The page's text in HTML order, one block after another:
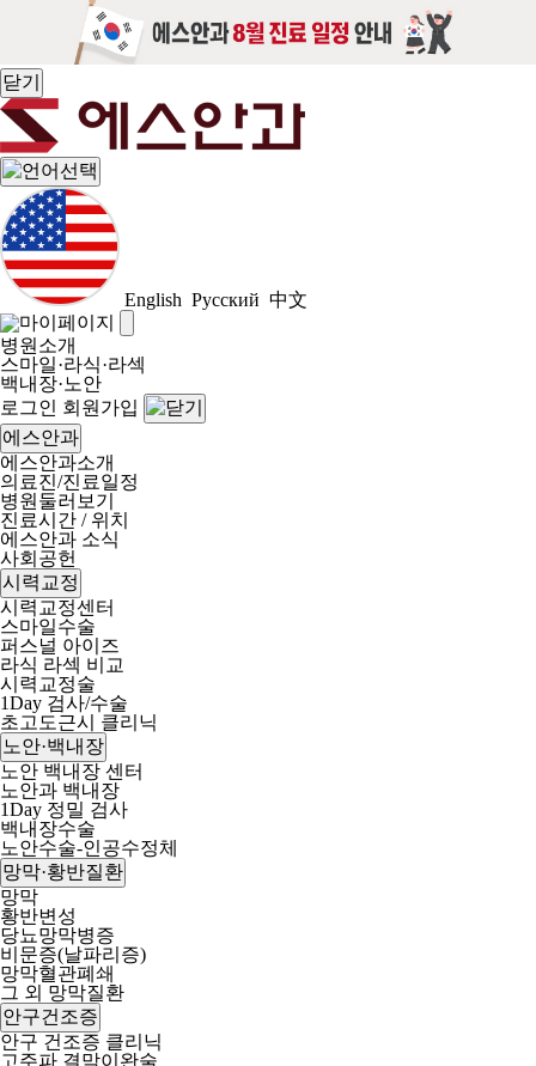
닫기
English Русский 中文
병원소개
스마일·라식·라섹
백내장·노안
로그인 회원가입
에스안과
에스안과소개
의료진/진료일정
병원둘러보기
진료시간 / 위치
에스안과 소식
사회공헌
시력교정
시력교정센터
스마일수술
퍼스널 아이즈
라식 라섹 비교
시력교정술
1Day 검사/수술
초고도근시 클리닉
노안·백내장
노안 백내장 센터
노안과 백내장
1Day 정밀 검사
백내장수술
노안수술-인공수정체
망막·황반질환
망막
황반변성
당뇨망막병증
비문증(날파리증)
망막혈관폐쇄
그 외 망막질환
안구건조증
안구 건조증 클리닉
고주파 결막이완술